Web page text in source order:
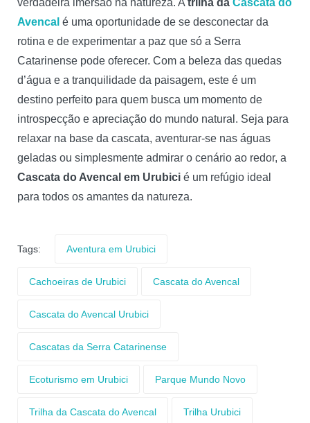
verdadeira imersão na natureza. A trilha da Cascata do
Avencal é uma oportunidade de se desconectar da
rotina e de experimentar a paz que só a Serra
Catarinense pode oferecer. Com a beleza das quedas
d’água e a tranquilidade da paisagem, este é um
destino perfeito para quem busca um momento de
introspecção e apreciação do mundo natural. Seja para
relaxar na base da cascata, aventurar-se nas águas
geladas ou simplesmente admirar o cenário ao redor, a
Cascata do Avencal em Urubici é um refúgio ideal
para todos os amantes da natureza.
Tags: Aventura em Urubici
Cachoeiras de Urubici Cascata do Avencal
Cascata do Avencal Urubici
Cascatas da Serra Catarinense
Ecoturismo em Urubici Parque Mundo Novo
Trilha da Cascata do Avencal Trilha Urubici